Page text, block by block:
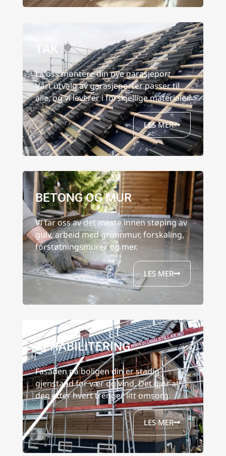
TAK
La oss montere din nye garasjeport.
Vårt utvalg av garasjeporter passer til
alle, og vi leverer i forskjellige materialer.
LES MER
BETONG OG MUR
Vi tar oss av det meste innen støping av
gulv, arbeid med grunnmur, forskaling,
forstøtningsmurer og mer.
LES MER
REHABILITERING
Fasaden på boligen din er stadig
gjenstand for vær og vind. Det gjør at
den etter hvert trenger litt omsorg.
LES MER